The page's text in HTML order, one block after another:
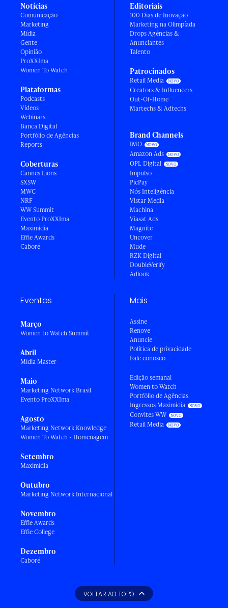
Notícias
Comunicação
Marketing
Mídia
Gente
Opinião
ProXXIma
Women To Watch
Plataformas
Podcasts
Vídeos
Webinars
Banca Digital
Portfólio de Agências
Reports
Coberturas
Cannes Lions
SXSW
MWC
NRF
WW Summit
Evento ProXXIma
Maximídia
Effie Awards
Caboré
Editoriais
100 Dias de Inovação
Marketing na Olimpíada
Drops Agências &
Anunciantes
Talento
Patrocinados
Retail Media
Creators & Influencers
Out-Of-Home
Martechs & Adtechs
Brand Channels
IMO
Amazon Ads
OPL Digital
Impulso
PicPay
Nós Inteligência
Vistar Media
Machina
Viasat Ads
Magnite
Uncover
Mude
RZK Digital
DoubleVerify
Adlook
Eventos
Março
Women to Watch Summit
Abril
Mídia Master
Maio
Marketing Network Brasil
Evento ProXXIma
Agosto
Marketing Network Knowledge
Women To Watch - Homenagem
Setembro
Maximídia
Outubro
Marketing Network Internacional
Novembro
Effie Awards
Effie College
Dezembro
Caboré
Mais
Assine
Renove
Anuncie
Política de privacidade
Fale conosco
Edição semanal
Women to Watch
Portfólio de Agências
Ingressos Maximídia
Convites WW
Retail Media
VOLTAR AO TOPO